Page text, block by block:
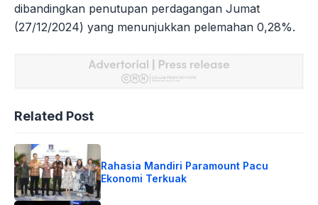
dibandingkan penutupan perdagangan Jumat
(27/12/2024) yang menunjukkan pelemahan 0,28%.
Related Post
Rahasia Mandiri Paramount Pacu
Ekonomi Terkuak